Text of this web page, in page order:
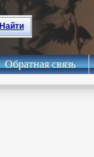
Найти
Обратная связь